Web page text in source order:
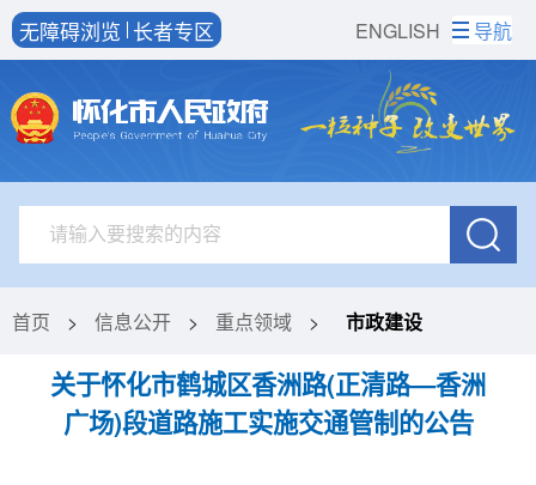
ENGLISH
无障碍浏览 长者专区 导航
首页 > 信息公开 > 重点领域 > 市政建设
关于怀化市鹤城区香洲路(正清路—香洲
广场)段道路施工实施交通管制的公告